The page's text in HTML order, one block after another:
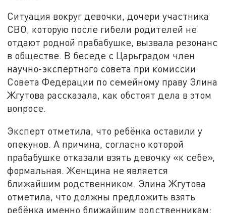
Ситуация вокруг девочки, дочери участника
СВО, которую после гибели родителей не
отдают родной прабабушке, вызвала резонанс
в обществе. В беседе с Царьградом член
научно-экспертного совета при комиссии
Совета Федерации по семейному праву Элина
Жгутова рассказала, как обстоят дела в этом
вопросе.
Эксперт отметила, что ребёнка оставили у
опекунов. А причина, согласно которой
прабабушке отказали взять девочку «к себе»,
формальная. Женщина не является
ближайшим родственником. Элина Жгутова
отметила, что должны предложить взять
ребёнка именно ближайшим родственникам: